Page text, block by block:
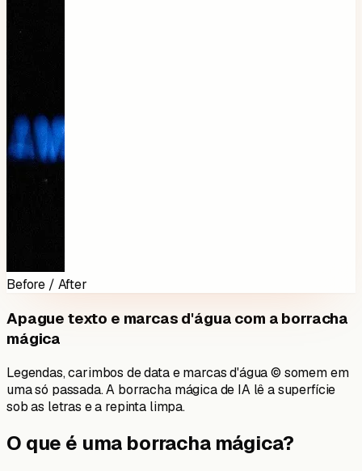
Before / After
Apague texto e marcas d'água com a borracha
mágica
Legendas, carimbos de data e marcas d'água © somem em
uma só passada. A borracha mágica de IA lê a superfície
sob as letras e a repinta limpa.
O que é uma borracha mágica?